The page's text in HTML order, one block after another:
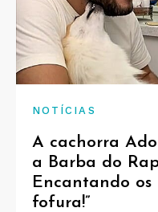
NOTÍCIAS
A cachorra
a Barba do
Encantando os
fofura!”